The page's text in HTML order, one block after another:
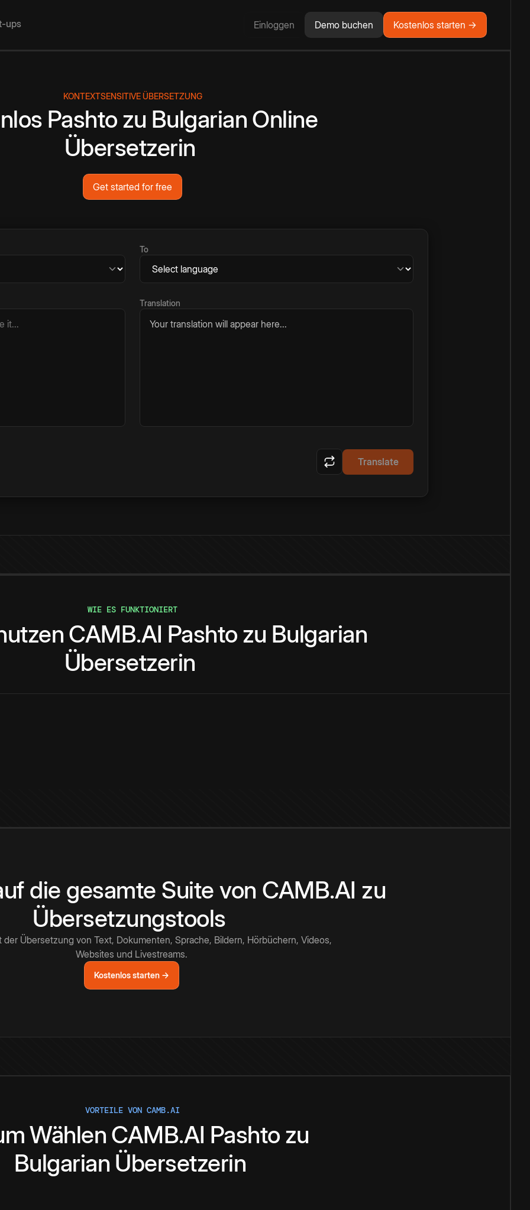
ups Einloggen Demo buchen Kostenlos starten →
KONTEXTSENSITIVE ÜBERSETZUNG
Pashto zu Bulgarian Online
Übersetzerin
Get started for free
To
Translation
Your translation will appear here...
Translate
WIE ES FUNKTIONIERT
CAMB.AI Pashto zu Bulgarian
Übersetzerin
die gesamte Suite von CAMB.AI zu
Übersetzungstools
der Übersetzung von Text, Dokumenten, Sprache, Bildern, Hörbüchern, Videos,
Websites und Livestreams.
Kostenlos starten →
VORTEILE VON CAMB.AI
Wählen CAMB.AI Pashto zu
Bulgarian Übersetzerin